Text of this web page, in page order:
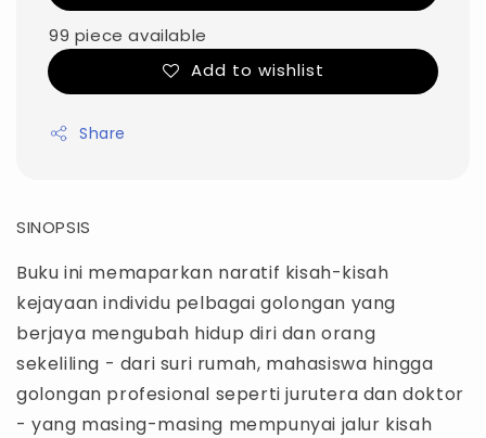
99 piece available
Add to wishlist
Share
SINOPSIS
Buku ini memaparkan naratif kisah-kisah
kejayaan individu pelbagai golongan yang
berjaya mengubah hidup diri dan orang
sekeliling - dari suri rumah, mahasiswa hingga
golongan profesional seperti jurutera dan doktor
- yang masing-masing mempunyai jalur kisah